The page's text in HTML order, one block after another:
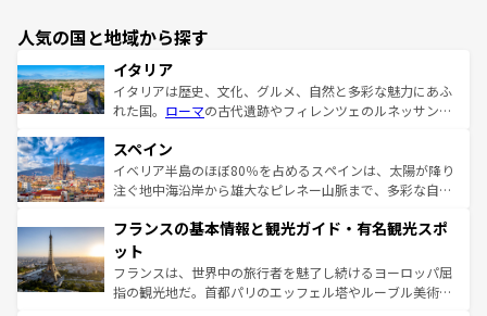
人気の国と地域から探す
イタリア
イタリアは歴史、文化、グルメ、自然と多彩な魅力にあふ
れた国。 ローマの古代遺跡やフィレンツェのルネッサンス
ろん、トスカーナの美しい田園風景やアマルフィ海岸の絶
景など、自然景観も見逃せない。観光の合間には、本場の
ピザやパスタなど、絶品のイタリア料理を堪能することも
ませてくれるイタリアで、忘れられない旅をしてみよう！
なお、新着のイタリア情報は
しい。
スペイン
イベリア半島のほぼ80％を占めるスペインは、太陽が降り
注ぐ地中海沿岸から雄大なピレネー山脈まで、多彩な自然
文化が根付くこの国では、情熱的なフラメンコ、熱気あふ
れる闘牛、そして美味しいタパスが生活の一部となってい
る。首都マドリードの洗練された雰囲気や、バルセロナの
アートに溢れた街角から、地方では古代ローマ遺跡や中世
フランスの基本情報と観光ガイド・有名観光スポ
ット
フランスは、世界中の旅行者を魅了し続けるヨーロッパ屈
指の観光地だ。首都パリのエッフェル塔やルーブル美術館